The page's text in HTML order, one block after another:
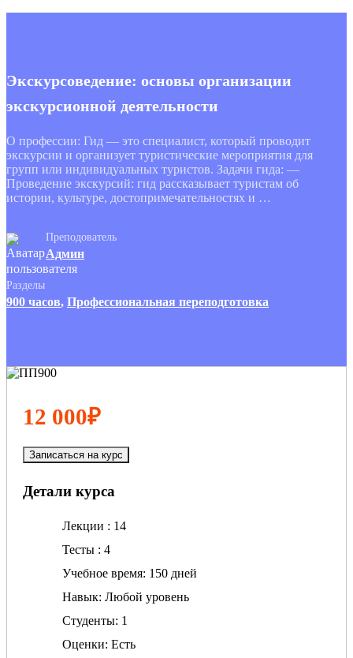
Экскурсоведение: основы организации
экскурсионной деятельности
О профессии: Гид — это специалист, который проводит
экскурсии и организует туристические мероприятия для
групп или индивидуальных туристов. Задачи гида: —
Проведение экскурсий: гид рассказывает туристам об
истории, культуре, достопримечательностях и …
Преподователь
Админ
Разделы
900 часов, Профессиональная переподготовка
12 000₽
Записаться на курс
Детали курса
Лекции
14
Тесты
4
Учебное время 150 дней
Навык Любой уровень
Студенты 1
Оценки Есть